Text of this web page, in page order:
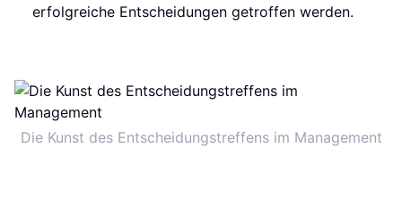
erfolgreiche Entscheidungen getroffen werden.
Die Kunst des Entscheidungstreffens im Management